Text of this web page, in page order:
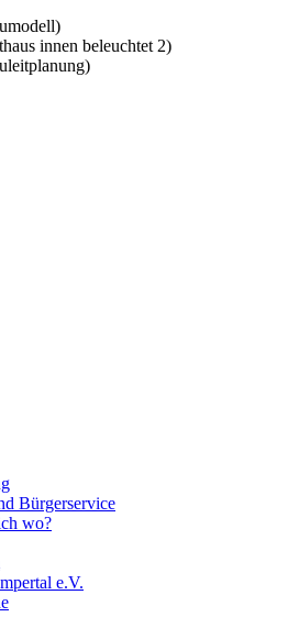
Bürgerservice
wo?
e.V.